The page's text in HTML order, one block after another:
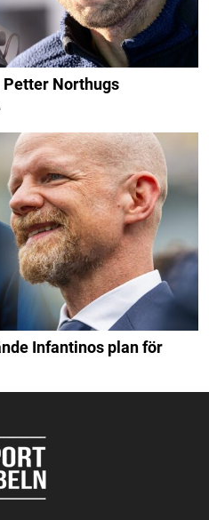
Petter Northugs
Infantinos plan för